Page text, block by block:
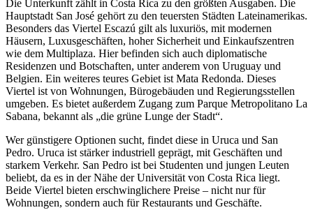
Die Unterkunft zählt in Costa Rica zu den größten Ausgaben. Die
Hauptstadt San José gehört zu den teuersten Städten Lateinamerikas.
Besonders das Viertel Escazú gilt als luxuriös, mit modernen
Häusern, Luxusgeschäften, hoher Sicherheit und Einkaufszentren
wie dem Multiplaza. Hier befinden sich auch diplomatische
Residenzen und Botschaften, unter anderem von Uruguay und
Belgien. Ein weiteres teures Gebiet ist Mata Redonda. Dieses
Viertel ist von Wohnungen, Bürogebäuden und Regierungsstellen
umgeben. Es bietet außerdem Zugang zum Parque Metropolitano La
Sabana, bekannt als „die grüne Lunge der Stadt“.
Wer günstigere Optionen sucht, findet diese in Uruca und San
Pedro. Uruca ist stärker industriell geprägt, mit Geschäften und
starkem Verkehr. San Pedro ist bei Studenten und jungen Leuten
beliebt, da es in der Nähe der Universität von Costa Rica liegt.
Beide Viertel bieten erschwinglichere Preise – nicht nur für
Wohnungen, sondern auch für Restaurants und Geschäfte.